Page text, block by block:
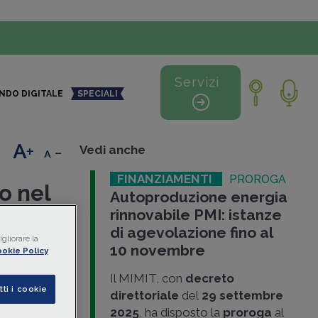
DIGITALE SPECIALI
Servizi
nel
ha
la
da
+ - Vedi anche
FINANZIAMENTI PROROGA
Autoproduzione energia
rinnovabile PMI: istanze
di agevolazione fino al
10 novembre
Il MIMIT, con decreto
direttoriale del29 settembre
2025, ha disposto la proroga al
la
Policy
i cookie